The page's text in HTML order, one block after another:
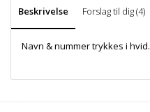
Beskrivelse Forslag til dig (4)
Navn & nummer trykkes i hvid.